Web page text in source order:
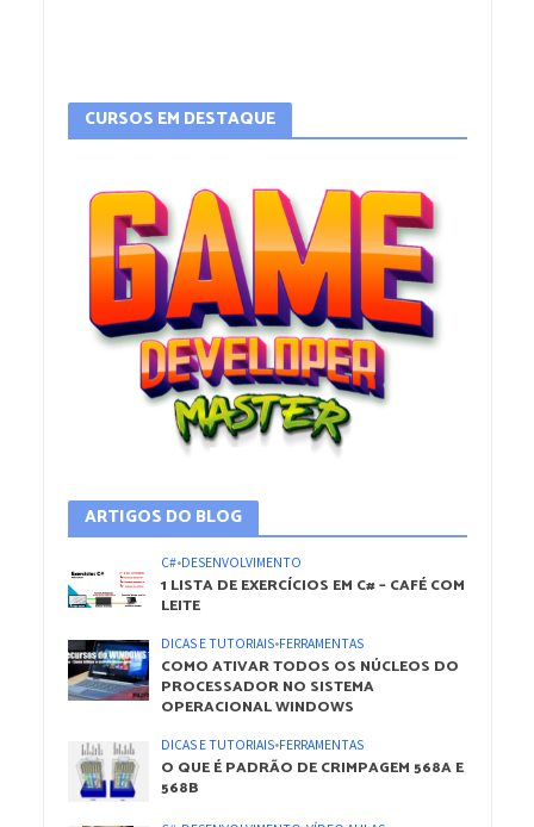
CURSOS EM DESTAQUE
ARTIGOS DO BLOG
C#•DESENVOLVIMENTO
1 LISTA DE EXERCÍCIOS EM C# – CAFÉ COM
LEITE
DICAS E TUTORIAIS•FERRAMENTAS
COMO ATIVAR TODOS OS NÚCLEOS DO
PROCESSADOR NO SISTEMA
OPERACIONAL WINDOWS
DICAS E TUTORIAIS•FERRAMENTAS
O QUE É PADRÃO DE CRIMPAGEM 568A E
568B